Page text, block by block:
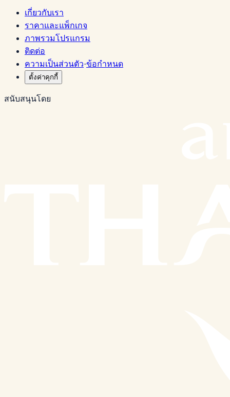
เกี่ยวกับเรา
ราคาและแพ็กเกจ
ภาพรวมโปรแกรม
ติดต่อ
ความเป็นส่วนตัว·ข้อกำหนด
ตั้งค่าคุกกี้
สนับสนุนโดย